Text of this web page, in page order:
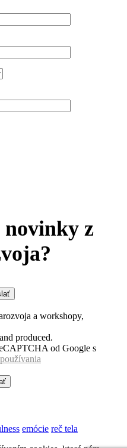
novinky z
a workshopy,
produced.
od Google s
emócie reč tela